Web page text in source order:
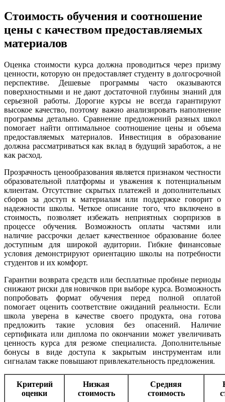
Стоимость обучения и соотношение
цены с качеством предоставляемых
материалов
Оценка стоимости курса должна проводиться через призму
ценности, которую он предоставляет студенту в долгосрочной
перспективе. Дешевые программы часто оказываются
поверхностными и не дают достаточной глубины знаний для
серьезной работы. Дорогие курсы не всегда гарантируют
высокое качество, поэтому важно анализировать наполнение
программы детально. Сравнение предложений разных школ
помогает найти оптимальное соотношение цены и объема
предоставляемых материалов. Инвестиция в образование
должна рассматриваться как вклад в будущий заработок, а не
как расход.
Прозрачность ценообразования является признаком честности
образовательной платформы и уважения к потенциальным
клиентам. Отсутствие скрытых платежей и дополнительных
сборов за доступ к материалам или поддержке говорит о
надежности школы. Четкое описание того, что включено в
стоимость, позволяет избежать неприятных сюрпризов в
процессе обучения. Возможность оплаты частями или
наличие рассрочки делает качественное образование более
доступным для широкой аудитории. Гибкие финансовые
условия демонстрируют ориентацию школы на потребности
студентов и их комфорт.
Гарантии возврата средств или бесплатные пробные периоды
снижают риски для новичков при выборе курса. Возможность
попробовать формат обучения перед полной оплатой
помогает оценить соответствие ожиданий реальности. Если
школа уверена в качестве своего продукта, она готова
предложить такие условия без опасений. Наличие
сертификата или диплома по окончании может увеличивать
ценность курса для резюме специалиста. Дополнительные
бонусы в виде доступа к закрытым инструментам или
сигналам также повышают привлекательность предложения.
Критерий
оценки
Низкая
стоимость
Средняя
стоимость